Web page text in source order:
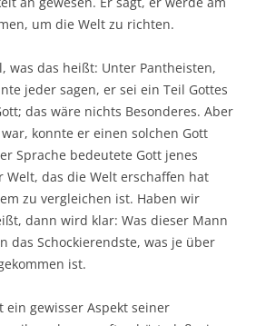
um die Welt zu richten.
was das heißt: Unter Pantheisten,
jeder sagen, er sei ein Teil Gottes
das wäre nichts Besonderes. Aber
konnte er einen solchen Gott
Sprache bedeutete Gott jenes
Welt, das die Welt erschaffen hat
zu vergleichen ist. Haben wir
dann wird klar: Was dieser Mann
das Schockierendste, was je über
ist.
ein gewisser Aspekt seiner